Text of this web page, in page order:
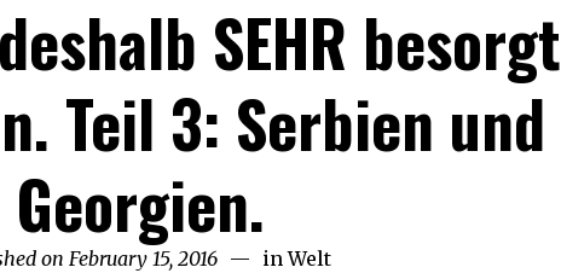
SEHR besorgt
Teil 3: Serbien und
Georgien.
on February 15, 2016February
in Welt